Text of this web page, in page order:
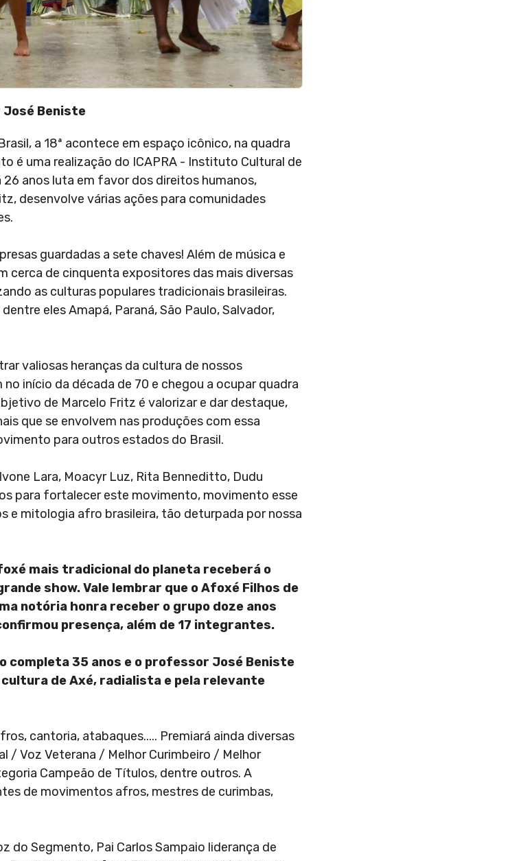
José Beniste
a 18ª acontece em espaço icônico, na quadra
é uma realização do ICAPRA - Instituto Cultural de
anos luta em favor dos direitos humanos,
desenvolve várias ações para comunidades
guardadas a sete chaves! Além de música e
cerca de cinquenta expositores das mais diversas
as culturas populares tradicionais brasileiras.
eles Amapá, Paraná, São Paulo, Salvador,
valiosas heranças da cultura de nossos
início da década de 70 e chegou a ocupar quadra
de Marcelo Fritz é valorizar e dar destaque,
que se envolvem nas produções com essa
para outros estados do Brasil.
Lara, Moacyr Luz, Rita Benneditto, Dudu
para fortalecer este movimento, movimento esse
e mitologia afro brasileira, tão deturpada por nossa
mais tradicional do planeta receberá o
show. Vale lembrar que o Afoxé Filhos de
notória honra receber o grupo doze anos
presença, além de 17 integrantes.
completa 35 anos e o professor José Beniste
de Axé, radialista e pela relevante
cantoria, atabaques..... Premiará ainda diversas
/ Voz Veterana / Melhor Curimbeiro / Melhor
Campeão de Títulos, dentre outros. A
de movimentos afros, mestres de curimbas,
do Segmento, Pai Carlos Sampaio liderança de